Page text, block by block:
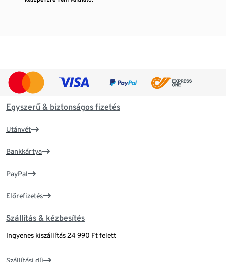
Egyszerű & biztonságos fizetés
Utánvét
Bankkártya
PayPal
Előrefizetés
Szállítás & kézbesítés
Ingyenes kiszállítás 24 990 Ft felett